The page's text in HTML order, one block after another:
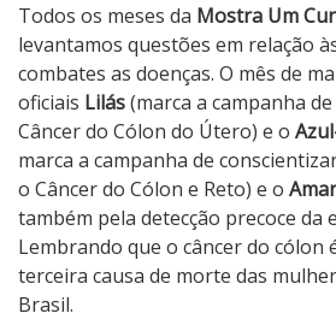
Todos os meses da Mostra Um
levantamos questões em relação
combates as doenças. O mês de
oficiais Lilás(marca a campanha
Câncer do Cólon do Útero) e o
marca a campanha de
o Câncer do Cólon e Reto) e o
também pela detecção precoce da
Lembrando que o câncer do cólon
terceira causa de morte das
Brasil.